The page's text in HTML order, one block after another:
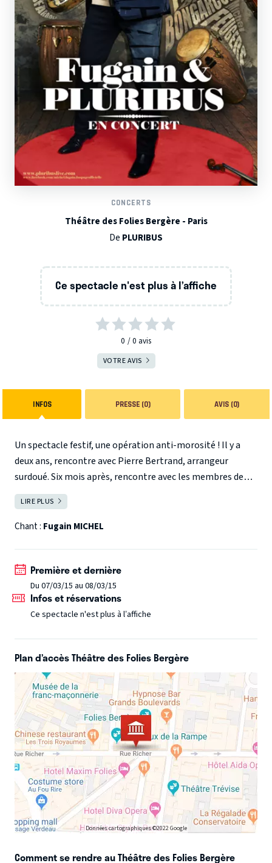
CONCERTS
Théâtre des Folies Bergère - Paris
De PLURIBUS
Ce spectacle n'est plus à l’affiche
0 0 avis
VOTRE AVIS
INFOS PRESSE (0) AVIS (0)
Un spectacle festif, une opération anti-morosité ! Il y a
deux ans, rencontre avec Pierre Bertrand, arrangeur
surdoué. Six mois après, rencontre avec les membres de
Pluribus. Aujourd’hui c’est reparti pour une aventure un
peu dingue, en tout cas hors des sentiers battus, ils sont
douze sur scène : cordes, cuivres, percussions avec des
LIRE PLUS
Chant : Fugain MICHEL
Première et dernière
Du 07/03/15 au 08/03/15
Infos et réservations
Ce spectacle n'est plus à l’affiche
Plan d’accès Théâtre des Folies Bergère
Données cartographiques ©2022 Google
Comment se rendre au Théâtre des Folies Bergère